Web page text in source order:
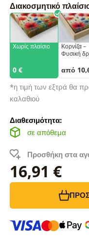
Διακοσμητικό
Χωρίς πλαίσιο
0 €
Κορνίζα –
Φυσική
από
*η τιμή των εξτρά θα
καλαθιού
Διαθεσιμότητα:
σε απόθεμα
Προσθήκη στα
16,91 €